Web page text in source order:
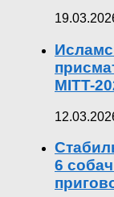
MITT-
6